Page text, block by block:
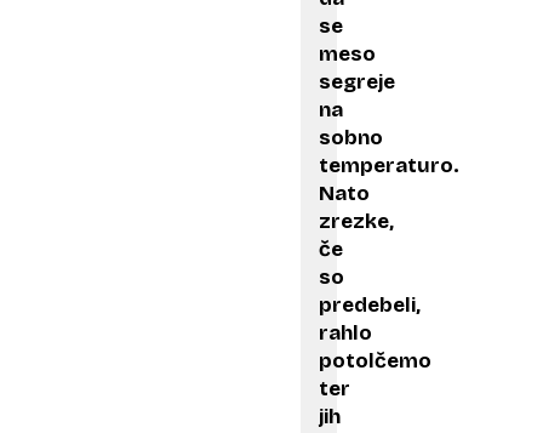
se
meso
segreje
na
sobno
temperaturo.
Nato
zrezke,
če
so
predebeli,
rahlo
potolčemo
ter
jih